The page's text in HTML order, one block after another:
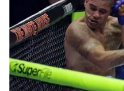
OTRAS LIGAS
BROWNS
STEELERS
TEXANS
HAWKS
HORNETS
HEAT